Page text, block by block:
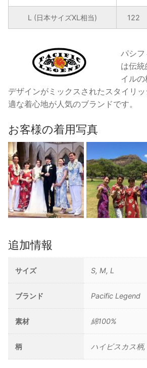
ド
L (日本サイズXL相当) 122
パシフ
は伝
イル
デザインがミックスされたスタイリ
適な着心地が人気のブランドです。
お客様の着用写真
追加情報
サイズ S, M, L
ブランド Pacific Legend
素材 綿100%
柄 ハイビスカス柄